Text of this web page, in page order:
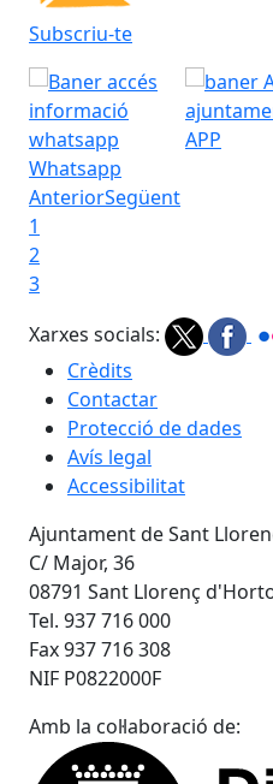
Subscriu-te
Whatsapp
APP
AnteriorSegüent
1
2
3
Xarxes socials:
Crèdits
Contactar
Protecció de dades
Avís legal
Accessibilitat
Ajuntament de Sant
C/ Major, 36
08791 Sant Llorenç
Tel. 937 716 000
Fax 937 716 308
NIF P0822000F
Amb la col·laboració de: